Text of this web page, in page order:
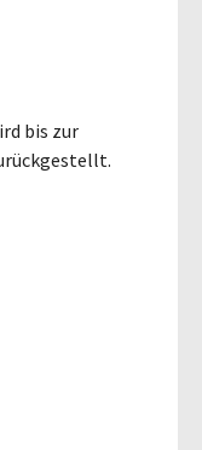
bis zur